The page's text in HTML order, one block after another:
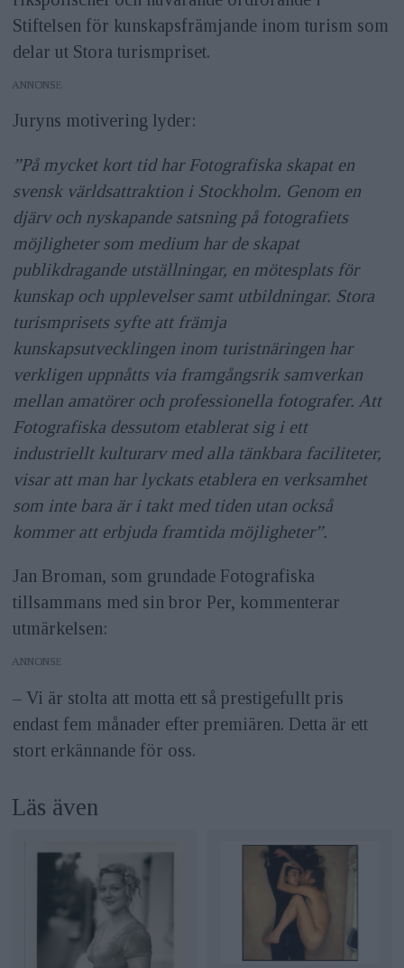
Stiftelsen för kunskapsfrämjande inom turism som
delar ut Stora turismpriset.
ANNONS
Juryns motivering lyder:
”På mycket kort tid har Fotografiska skapat en
svensk världsattraktion i Stockholm. Genom en
djärv och nyskapande satsning på fotografiets
möjligheter som medium har de skapat
publikdragande utställningar, en mötesplats för
kunskap och upplevelser samt utbildningar. Stora
turismprisets syfte att främja
kunskapsutvecklingen inom turistnäringen har
verkligen uppnåtts via framgångsrik samverkan
mellan amatörer och professionella fotografer. Att
Fotografiska dessutom etablerat sig i ett
industriellt kulturarv med alla tänkbara faciliteter,
visar att man har lyckats etablera en verksamhet
som inte bara är i takt med tiden utan också
kommer att erbjuda framtida möjligheter”.
Jan Broman, som grundade Fotografiska
tillsammans med sin bror Per, kommenterar
utmärkelsen:
ANNONS
– Vi är stolta att motta ett så prestigefullt pris
endast fem månader efter premiären. Detta är ett
stort erkännande för oss.
Läs även